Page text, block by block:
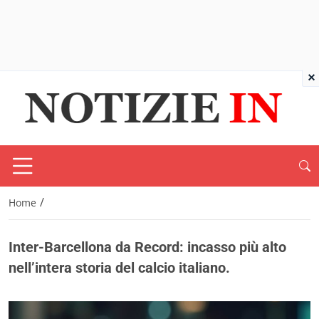
Home /
Inter-Barcellona da Record: incasso più alto
nell’intera storia del calcio italiano.
×